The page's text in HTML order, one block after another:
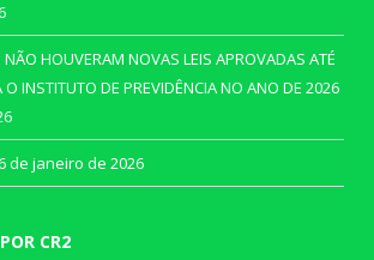
HOUVERAM NOVAS LEIS APROVADAS ATÉ
INSTITUTO DE PREVIDÊNCIA NO ANO DE 2026
de janeiro de 2026
CR2